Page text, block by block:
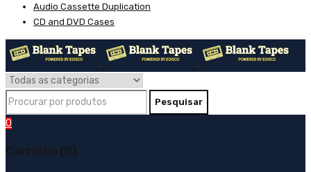
Audio Cassette Duplication
CD and DVD Cases
0
Carrinho (0)